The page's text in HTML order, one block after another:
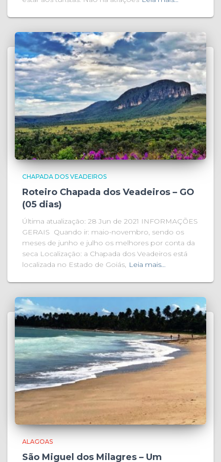
CHAPADA DOS VEADEIROS
Roteiro Chapada dos Veadeiros – GO
(05 dias)
Última atualização: 28 Jun de 2021 INFORMAÇÕES
GERAIS Quando ir: maio-novembro, sendo os
meses de junho e julho os melhores por conta da
seca Localização: a Chapada dos Veadeiros está
localizada no Estado de Goiás, Leia mais…
ALAGOAS
São Miguel dos Milagres – Um